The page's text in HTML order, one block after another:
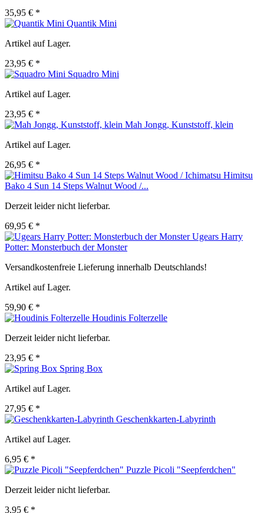
35,95 € *
Quantik Mini
Artikel auf Lager.
23,95 € *
Squadro Mini
Artikel auf Lager.
23,95 € *
Mah Jongg, Kunststoff, klein
Artikel auf Lager.
26,95 € *
Himitsu
Bako 4 Sun 14 Steps Walnut Wood /...
Derzeit leider nicht lieferbar.
69,95 € *
Ugears Harry
Potter: Monsterbuch der Monster
Versandkostenfreie Lieferung innerhalb Deutschlands!
Artikel auf Lager.
59,90 € *
Houdinis Folterzelle
Derzeit leider nicht lieferbar.
23,95 € *
Spring Box
Artikel auf Lager.
27,95 € *
Geschenkkarten-Labyrinth
Artikel auf Lager.
6,95 € *
Puzzle Picoli "Seepferdchen"
Derzeit leider nicht lieferbar.
3,95 € *